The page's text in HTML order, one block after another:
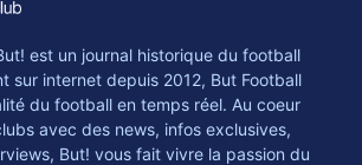
est un journal historique du football
sur internet depuis 2012, But Football
du football en temps réel. Au coeur
avec des news, infos exclusives,
But! vous fait vivre la passion du